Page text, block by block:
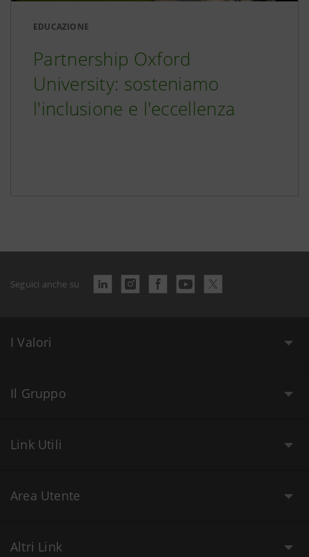
EDUCAZIONE
Partnership Oxford
University: sosteniamo
l'inclusione e l'eccellenza
Seguici anche su
I Valori
Il Gruppo
Link Utili
Area Utente
Altri Link